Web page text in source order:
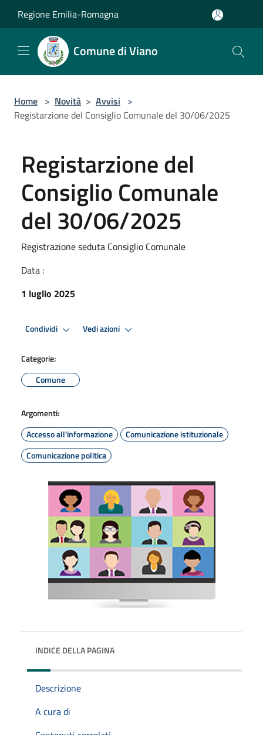
Regione Emilia-Romagna
Comune di Viano
Home > Novità > Avvisi >
Registarzione del Consiglio Comunale del 30/06/2025
Registarzione del
Consiglio Comunale
del 30/06/2025
Registrazione seduta Consiglio Comunale
Data :
1 luglio 2025
Condividi Vedi azioni
Categorie:
Comune
Argomenti:
Accesso all'informazione
Comunicazione istituzionale
Comunicazione politica
INDICE DELLA PAGINA
Descrizione
A cura di